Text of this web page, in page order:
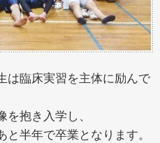
は臨床実習を主体に励んで
抱き入学し、
半年で卒業となります。